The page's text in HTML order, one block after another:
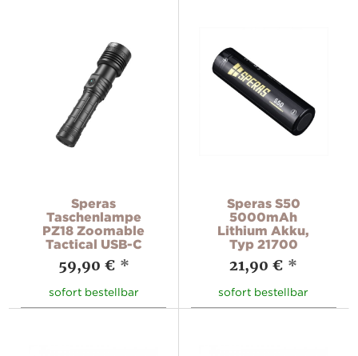
Speras
Taschenlampe
PZ18 Zoomable
Tactical USB-C
59,90 € *
sofort bestellbar
Speras S50
5000mAh
Lithium Akku,
Typ 21700
21,90 € *
sofort bestellbar